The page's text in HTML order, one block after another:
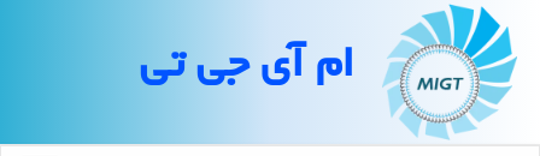
ام آی جی تی